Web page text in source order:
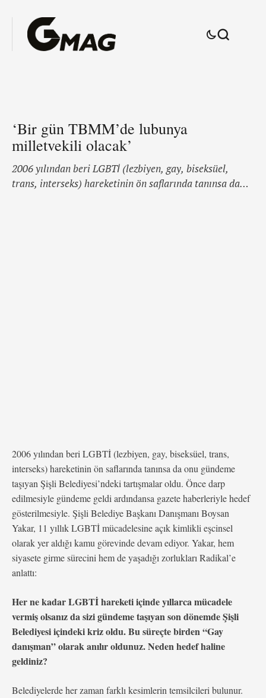
‘Bir gün TBMM’de lubunya
milletvekili olacak’
2006 yılından beri LGBTİ (lezbiyen, gay, biseksüel,
trans, interseks) hareketinin ön saflarında tanınsa da
2006 yılından beri LGBTİ (lezbiyen, gay, biseksüel, trans,
interseks) hareketinin ön saflarında tanınsa da onu gündeme
taşıyan Şişli Belediyesi’ndeki tartışmalar oldu. Önce darp
edilmesiyle gündeme geldi ardındansa gazete haberleriyle hedef
gösterilmesiyle. Şişli Belediye Başkanı Danışmanı Boysan
Yakar, 11 yıllık LGBTİ mücadelesine açık kimlikli eşcinsel
olarak yer aldığı kamu görevinde devam ediyor. Yakar, hem
siyasete girme sürecini hem de yaşadığı zorlukları Radikal’e
anlattı:
Her ne kadar LGBTİ hareketi içinde yıllarca mücadele
vermiş olsanız da sizi gündeme taşıyan son dönemde Şişli
Belediyesi içindeki kriz oldu. Bu süreçte birden “Gay
danışman” olarak anılır oldunuz. Neden hedef haline
geldiniz?
Belediyelerde her zaman farklı kesimlerin temsilcileri bulunur.